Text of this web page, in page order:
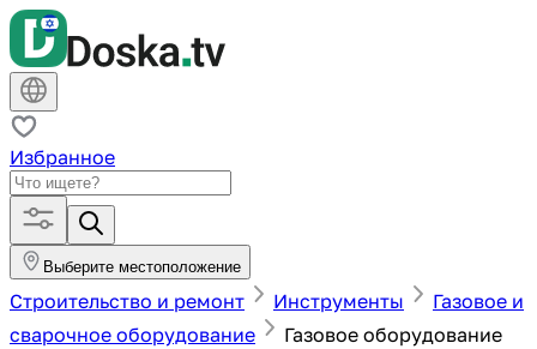
Избранное
Выберите местоположение
Строительство и ремонт Инструменты
Газовое и
сварочное оборудование
Газовое оборудование